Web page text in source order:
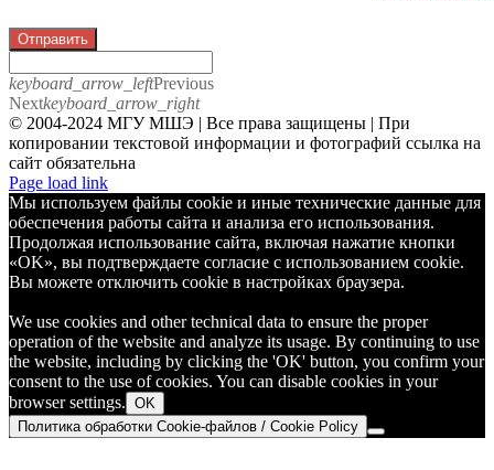
Отправить
keyboard_arrow_leftPrevious
Nextkeyboard_arrow_right
© 2004-2024 МГУ МШЭ | Все права защищены | При
копировании текстовой информации и фотографий ссылка на
сайт обязательна
Telegram
Page load link
Мы используем файлы cookie и иные технические данные для
обеспечения работы сайта и анализа его использования.
Продолжая использование сайта, включая нажатие кнопки
«OK», вы подтверждаете согласие с использованием cookie.
Вы можете отключить cookie в настройках браузера.
We use cookies and other technical data to ensure the proper
operation of the website and analyze its usage. By continuing to use
the website, including by clicking the 'OK' button, you confirm your
consent to the use of cookies. You can disable cookies in your
browser settings. OK
Политика обработки Cookie-файлов / Cookie Policy